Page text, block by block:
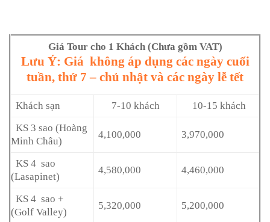
Giá Tour cho 1 Khách (Chưa gồm VAT)
Lưu Ý: Giá không áp dụng các ngày cuối
tuần, thứ 7 – chủ nhật và các ngày lễ tết
Khách sạn 7-10 khách
10-15 khách
KS 3 sao (Hoàng
Minh Châu)
4,100,000 3,970,000
KS 4 sao
(Lasapinet)
4,580,000 4,460,000
KS 4 sao +
(Golf Valley)
5,320,000 5,200,000